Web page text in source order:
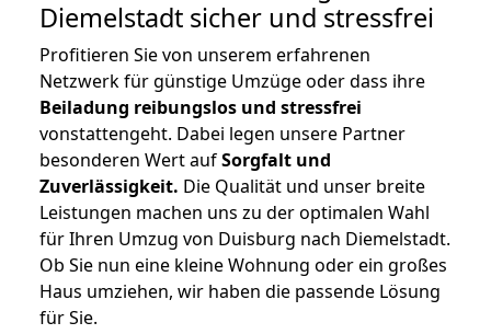
Diemelstadt sicher und stressfrei
Profitieren Sie von unserem erfahrenen
Netzwerk für günstige Umzüge oder dass ihre
Beiladung reibungslos und stressfrei
vonstattengeht. Dabei legen unsere Partner
besonderen Wert aufSorgfalt und
Zuverlässigkeit. Die Qualität und unser breite
Leistungen machen uns zu der optimalen Wahl
für Ihren Umzug von Duisburg nach Diemelstadt.
Ob Sie nun eine kleine Wohnung oder ein großes
Haus umziehen, wir haben die passende Lösung
für Sie.